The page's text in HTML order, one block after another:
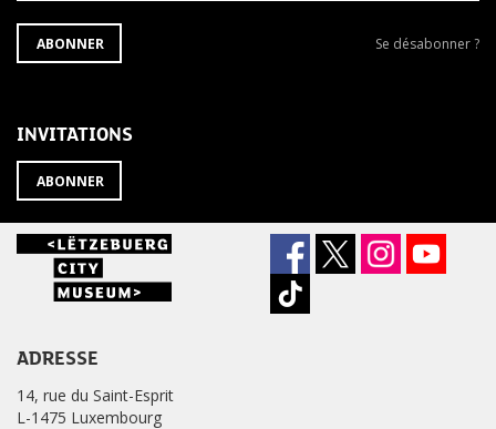
S'ABONNER
À
ABONNER
Se
Se désabonner ?
INVITATIONS
ABONNER
ADRESSE
14, rue du Saint-Esprit
L-1475 Luxembourg